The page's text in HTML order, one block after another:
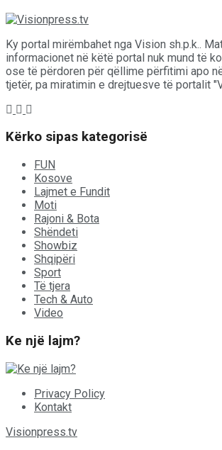
Ky portal mirëmbahet nga Vision sh.p.k..
informacionet në këtë portal nuk mund të
ose të përdoren për qëllime përfitimi apo
tjetër, pa miratimin e drejtuesve të portalit
Kërko sipas kategorisë
FUN
Kosove
Lajmet e Fundit
Moti
Rajoni & Bota
Shëndeti
Showbiz
Shqipëri
Sport
Të tjera
Tech & Auto
Video
Ke një lajm?
Privacy Policy
Kontakt
Visionpress.tv